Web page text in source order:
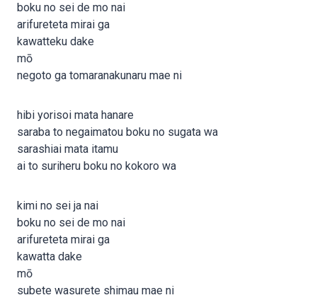
boku no sei de mo nai
arifureteta mirai ga
kawatteku dake
mō
negoto ga tomaranakunaru mae ni
hibi yorisoi mata hanare
saraba to negaimatou boku no sugata wa
sarashiai mata itamu
ai to suriheru boku no kokoro wa
kimi no sei ja nai
boku no sei de mo nai
arifureteta mirai ga
kawatta dake
mō
subete wasurete shimau mae ni